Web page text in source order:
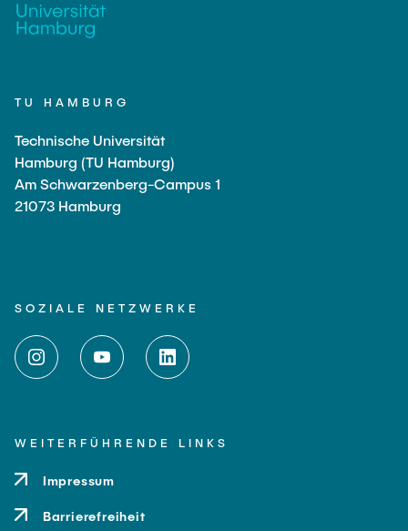
TU HAMBURG
Technische Universität
Hamburg (TU Hamburg)
Am Schwarzenberg-Campus 1
21073 Hamburg
SOZIALE NETZWERKE
WEITERFÜHRENDE LINKS
Impressum
Barrierefreiheit